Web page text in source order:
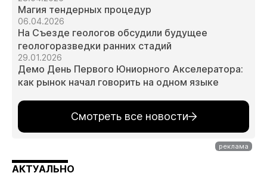
Магия тендерных процедур
06.04.2026
На Съезде геологов обсудили будущее
геологоразведки ранних стадий
29.01.2026
Демо День Первого Юниорного Акселератора:
как рынок начал говорить на одном языке
Смотреть все новости
АКТУАЛЬНО